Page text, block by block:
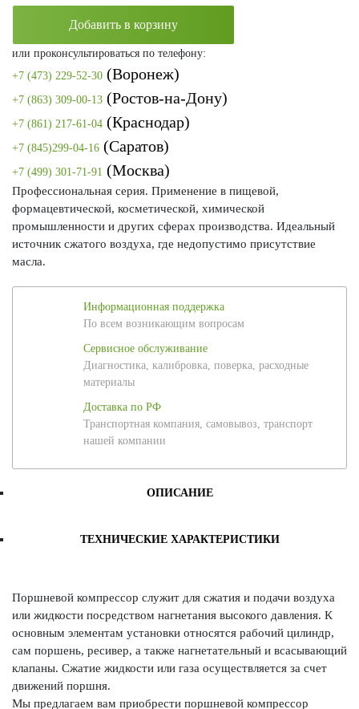
Добавить в корзину
или проконсультироваться по телефону:
+7 (473) 229-52-30 (Воронеж)
+7 (863) 309-00-13 (Ростов-на-Дону)
+7 (861) 217-61-04 (Краснодар)
+7 (845)299-04-16 (Саратов)
+7 (499) 301-71-91 (Москва)
Профессиональная серия. Применение в пищевой,
формацевтической, косметической, химической
промышленности и других сферах производства. Идеальный
источник сжатого воздуха, где недопустимо присутствие
масла.
Информационная поддержка
По всем возникающим вопросам
Сервисное обслуживание
Диагностика, калибровка, поверка, расходные
материалы
Доставка по РФ
Транспортная компания, самовывоз, транспорт
нашей компании
ОПИСАНИЕ
ТЕХНИЧЕСКИЕ ХАРАКТЕРИСТИКИ
Поршневой компрессор служит для сжатия и подачи воздуха
или жидкости посредством нагнетания высокого давления. К
основным элементам установки относятся рабочий цилиндр,
сам поршень, ресивер, а также нагнетательный и всасывающий
клапаны. Сжатие жидкости или газа осуществляется за счет
движений поршня.
Мы предлагаем вам приобрести поршневой компрессор